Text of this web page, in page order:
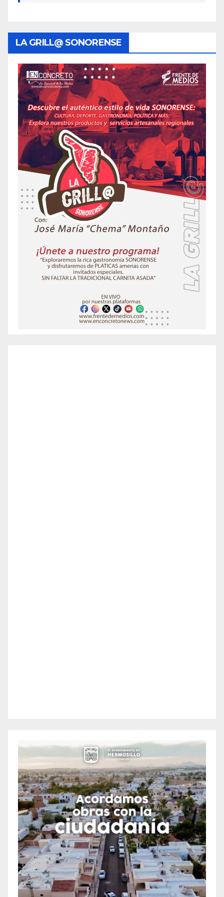
LA GRILL@ SONORENSE